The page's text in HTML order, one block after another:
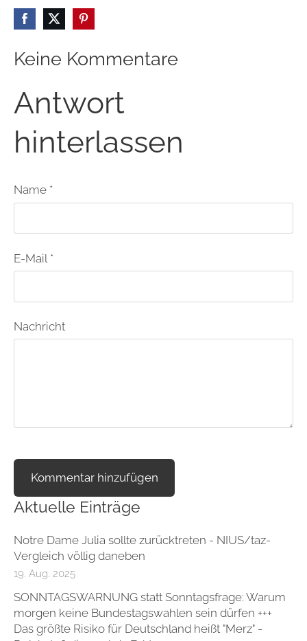
Aktuelle Einträge
Notre Dame Julia sollte zurücktreten - NIUS/taz-
Vergleich völlig daneben
19. Aug. 2025
SONNTAGSWARNUNG statt Sonntagsfrage: Warum
morgen keine Bundestagswahlen sein dürfen +++
Das größte Risiko für Deutschland heißt "Merz" -
Keine Kommentare
Antwort
hinterlassen
Name *
E-Mail *
Nachricht